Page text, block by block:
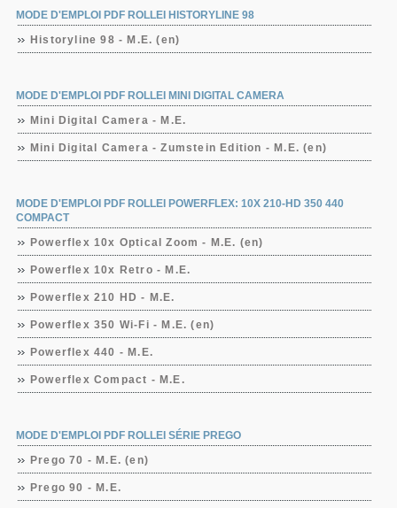
MODE D'EMPLOI PDF ROLLEI HISTORYLINE 98
Historyline 98 - M.E. (en)
MODE D'EMPLOI PDF ROLLEI MINI DIGITAL CAMERA
Mini Digital Camera - M.E.
Mini Digital Camera - Zumstein Edition - M.E. (en)
MODE D'EMPLOI PDF ROLLEI POWERFLEX: 10X 210-HD 350 440
COMPACT
Powerflex 10x Optical Zoom - M.E. (en)
Powerflex 10x Retro - M.E.
Powerflex 210 HD - M.E.
Powerflex 350 Wi-Fi - M.E. (en)
Powerflex 440 - M.E.
Powerflex Compact - M.E.
MODE D'EMPLOI PDF ROLLEI SÉRIE PREGO
Prego 70 - M.E. (en)
Prego 90 - M.E.